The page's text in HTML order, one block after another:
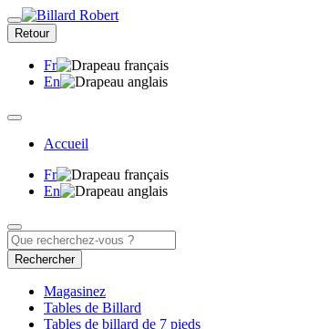
Retour
Fr
En
Accueil
Fr
En
Rechercher
Magasinez
Tables de Billard
Tables de billard de 7 pieds